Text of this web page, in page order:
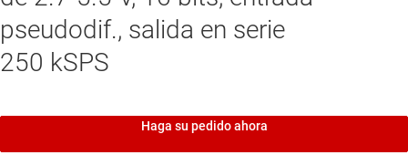
pseudodif., salida en serie
250 kSPS
Haga su pedido ahora